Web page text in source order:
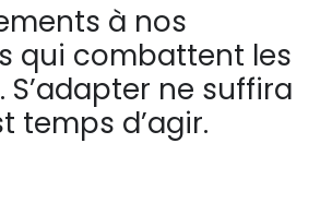
à nos
qui combattent les
S’adapter ne suffira
temps d’agir.